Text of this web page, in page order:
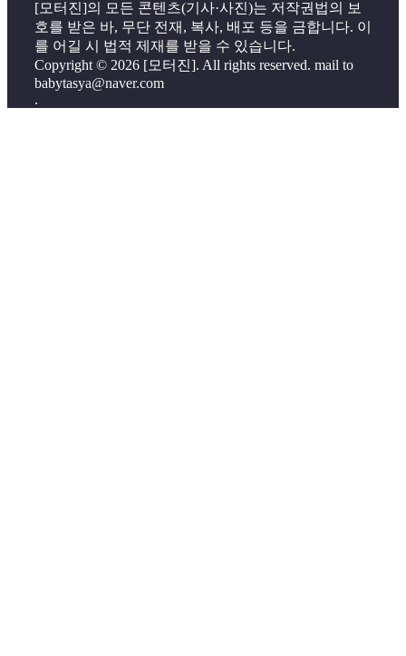
[모터진]의 모든 콘텐츠(기사·사진)는 저작권법의 보
호를 받은 바, 무단 전재, 복사, 배포 등을 금합니다. 이
를 어길 시 법적 제재를 받을 수 있습니다.
Copyright © 2026 [모터진]. All rights reserved. mail to
babytasya@naver.com
.